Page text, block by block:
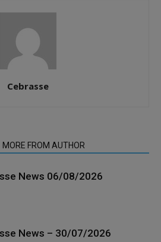
Cebrasse
MORE FROM AUTHOR
News 06/08/2026
News – 30/07/2026